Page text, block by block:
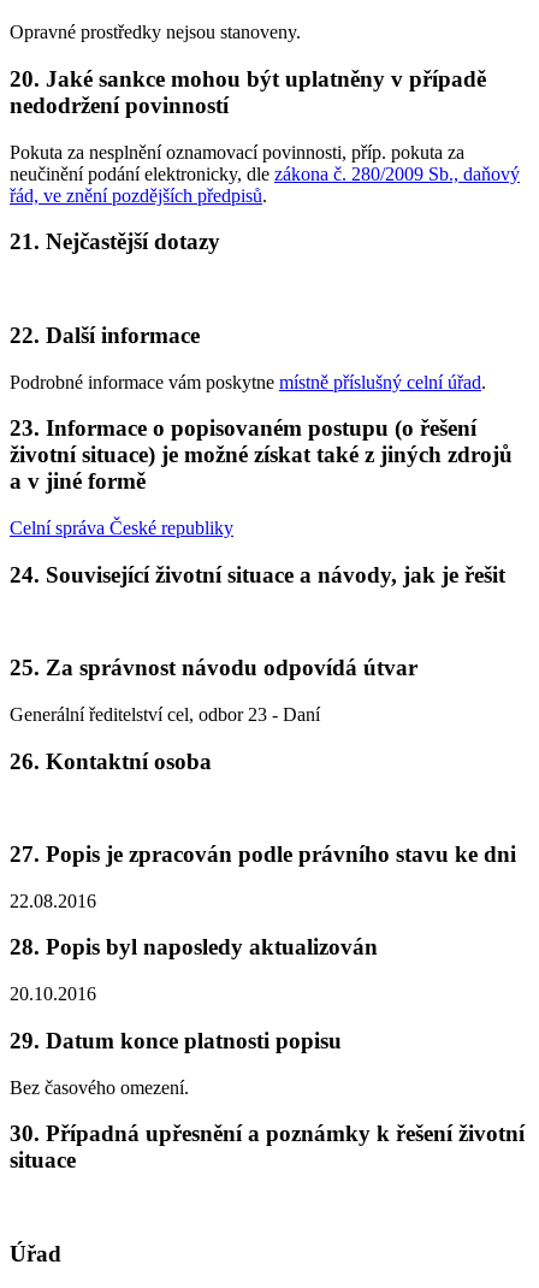
Opravné prostředky nejsou stanoveny.
20. Jaké sankce mohou být uplatněny v případě
nedodržení povinností
Pokuta za nesplnění oznamovací povinnosti, příp. pokuta za
neučinění podání elektronicky, dle zákona č. 280/2009 Sb., daňový
řád, ve znění pozdějších předpisů.
21. Nejčastější dotazy
22. Další informace
Podrobné informace vám poskytne místně příslušný celní úřad.
23. Informace o popisovaném postupu (o řešení
životní situace) je možné získat také z jiných zdrojů
a v jiné formě
Celní správa České republiky
24. Související životní situace a návody, jak je řešit
25. Za správnost návodu odpovídá útvar
Generální ředitelství cel, odbor 23 - Daní
26. Kontaktní osoba
27. Popis je zpracován podle právního stavu ke dni
22.08.2016
28. Popis byl naposledy aktualizován
20.10.2016
29. Datum konce platnosti popisu
Bez časového omezení.
30. Případná upřesnění a poznámky k řešení životní
situace
Úřad